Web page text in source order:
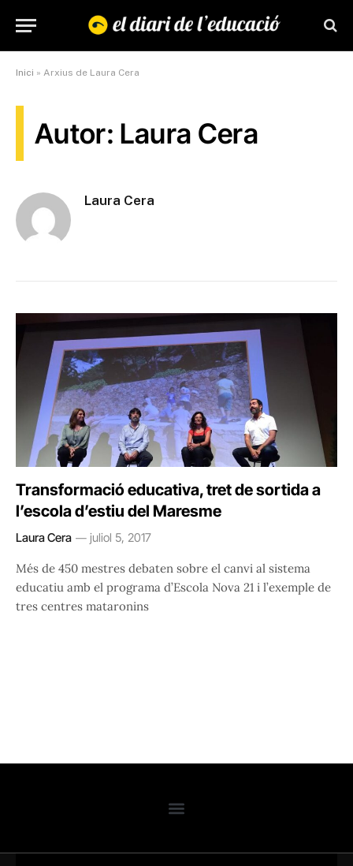
Inici » Arxius de Laura Cera
Autor: Laura Cera
Laura Cera
Transformació educativa, tret de sortida a
l’escola d’estiu del Maresme
Laura Cera juliol 5, 2017
Més de 450 mestres debaten sobre el canvi al sistema
educatiu amb el programa d’Escola Nova 21 i l’exemple de
tres centres mataronins